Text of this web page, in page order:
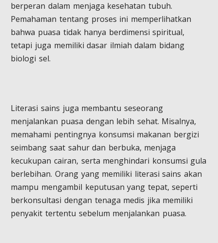
berperan dalam menjaga kesehatan tubuh.
Pemahaman tentang proses ini memperlihatkan
bahwa puasa tidak hanya berdimensi spiritual,
tetapi juga memiliki dasar ilmiah dalam bidang
biologi sel.
Literasi sains juga membantu seseorang
menjalankan puasa dengan lebih sehat. Misalnya,
memahami pentingnya konsumsi makanan bergizi
seimbang saat sahur dan berbuka, menjaga
kecukupan cairan, serta menghindari konsumsi gula
berlebihan. Orang yang memiliki literasi sains akan
mampu mengambil keputusan yang tepat, seperti
berkonsultasi dengan tenaga medis jika memiliki
penyakit tertentu sebelum menjalankan puasa.